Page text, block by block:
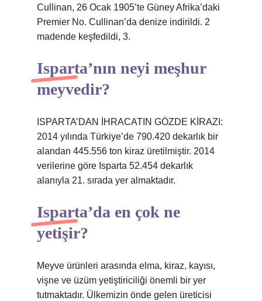
Cullinan, 26 Ocak 1905’te Güney Afrika’daki
Premier No. Cullinan’da denize indirildi. 2
madende keşfedildi, 3.
Isparta’nın neyi meşhur
meyvedir?
ISPARTA’DAN İHRACATIN GÖZDE KİRAZI:
2014 yılında Türkiye’de 790.420 dekarlık bir
alandan 445.556 ton kiraz üretilmiştir. 2014
verilerine göre Isparta 52.454 dekarlık
alanıyla 21. sırada yer almaktadır.
Isparta’da en çok ne
yetişir?
Meyve ürünleri arasında elma, kiraz, kayısı,
vişne ve üzüm yetiştiriciliği önemli bir yer
tutmaktadır. Ülkemizin önde gelen üreticisi